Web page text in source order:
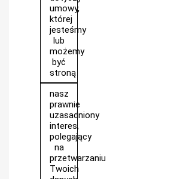
umowy,
której
jesteśmy
lub
możemy
być
stroną
nasz
prawnie
uzasadniony
interes,
polegający
na
przetwarzaniu
Twoich